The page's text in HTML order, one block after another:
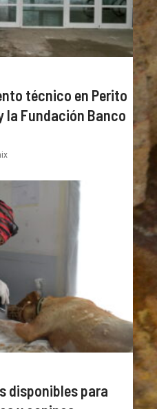
técnico en Perito
la Fundación Banco
disponibles para